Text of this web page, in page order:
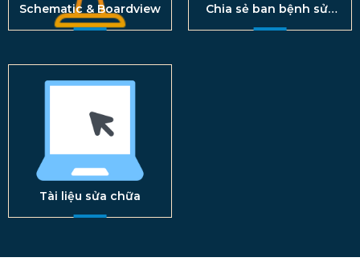
Schematic & Boardview
Chia sẻ ban bệnh sửa
Tài liệu sửa chữa